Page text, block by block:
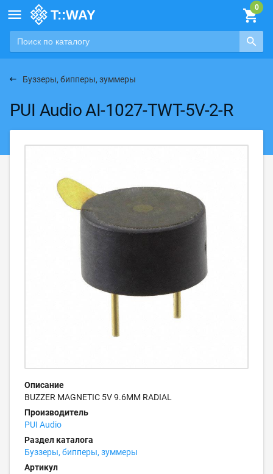

Буззеры, бипперы, зуммеры
PUI Audio AI-1027-TWT-5V-2-R
Описание
BUZZER MAGNETIC 5V 9.6MM RADIAL
Производитель
PUI Audio
Раздел каталога
Буззеры, бипперы, зуммеры
Артикул